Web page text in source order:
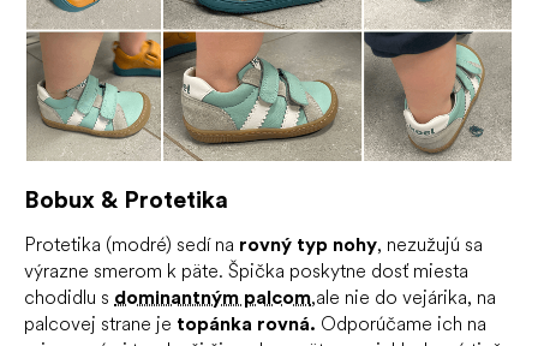
Bobux & Protetika
Protetika (modré) sedí na rovný typ nohy, nezužujú sa
výrazne smerom k päte. Špička poskytne dosť miesta
chodidlu s dominantným palcom,ale nie do vejárika, na
palcovej strane je topánka rovná. Odporúčame ich na